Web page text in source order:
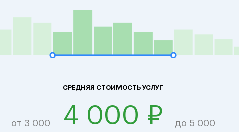
СРЕДНЯЯ СТОИМОСТЬ УСЛУГ
от 3 000 4 000 ₽ до 5 000